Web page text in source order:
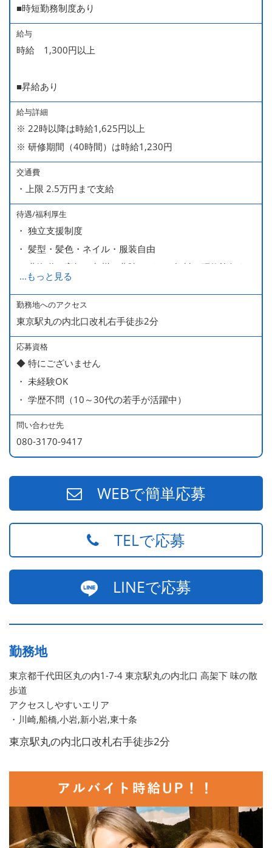
■時短勤務制度あり
給与
時給 1,300円以上
■昇給あり
給与詳細
※ 22時以降は時給1,625円以上
※ 研修期間（40時間）は時給1,230円
交通費
・上限 2.5万円まで支給
待遇/福利厚生
・ 独立支援制度
・ 髪型・髪色・ネイル・服装自由
・ 北海道や高知、九州、北陸などへの無料の研修旅行あり
ます
・ 無料の美味しい まかない食 あり
...もっと見る
勤務地へのアクセス
東京駅丸の内北口改札右手徒歩2分
応募資格
◆ 特にございません
・ 未経験OK
・ 学歴不問（10～30代の若手が活躍中）
問い合わせ先
080-3170-9417
WEBで簡単応募
TELで応募
LINEで応募
勤務地
東京都千代田区丸の内1-7-4 東京駅丸の内北口 高架下 味の散
歩道
アクセスしやすいエリア
・川崎,船橋,小岩,新小岩,東十条
東京駅丸の内北口改札右手徒歩2分